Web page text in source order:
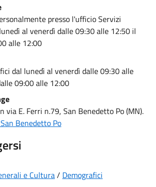
presso l'ufficio Servizi
al venerdì dalle 09:30 alle 12:50 il
alle 12:00
dal lunedì al venerdì dalle 09:30 alle
09:00 alle 12:00
via E. Ferri n.79, San Benedetto Po (MN).
Benedetto Po
e Cultura/ Demografici